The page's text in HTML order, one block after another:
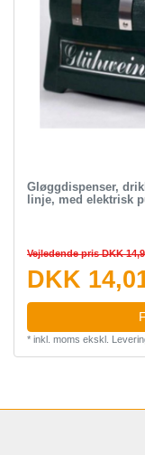
Gløggdispenser,
linje, med elektrisk
Vejledende pris DKK
DKK
* inkl. moms ekskl.